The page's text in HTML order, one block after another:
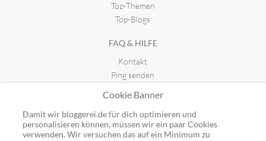
Narrenspiegel - Humor Satire
Top-Themen
Top-Blogs
FAQ & HILFE
Kontakt
Ping senden
GUTSCHEINE
Top-Gutscheine
Cookie Banner
Damit wir bloggerei.de für dich optimieren und
personalisieren können, müssen wir ein paar Cookies
verwenden. Wir versuchen das auf ein Minimum zu